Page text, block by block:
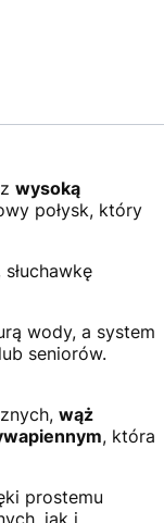
wysoką
połysk, który
wody, a system
seniorów.
wąż
, która
prostemu
jak i